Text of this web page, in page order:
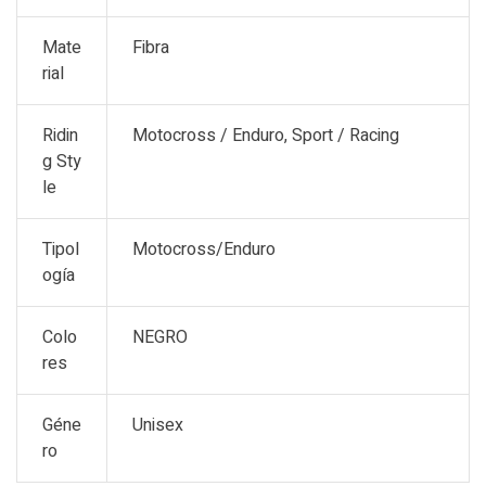
Mate
rial
Fibra
Ridin
g Sty
le
Motocross / Enduro, Sport / Racing
Tipol
ogía
Motocross/Enduro
Colo
res
NEGRO
Géne
ro
Unisex